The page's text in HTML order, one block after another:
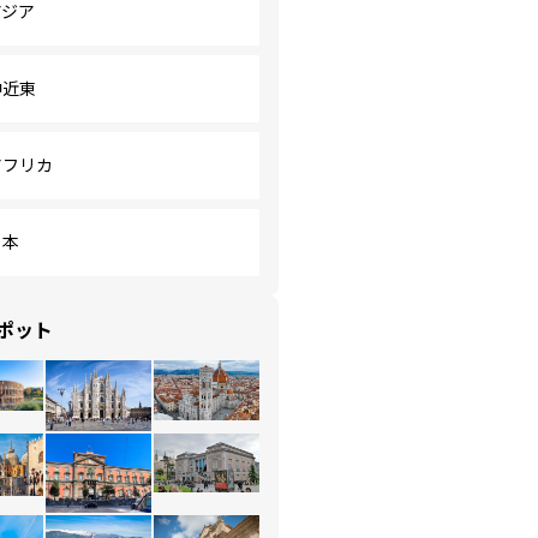
ア
東
リカ
ット